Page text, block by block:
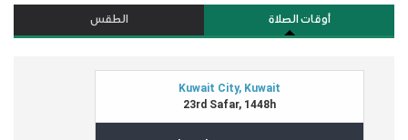
أوقات الصلاة الطقس